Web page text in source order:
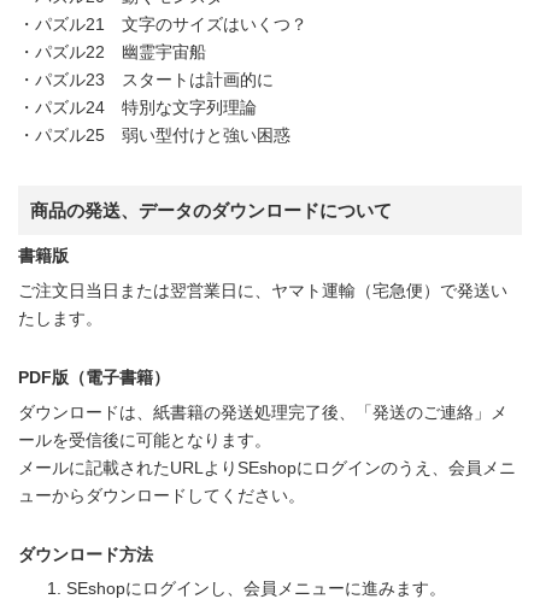
・パズル21 文字のサイズはいくつ？
・パズル22 幽霊宇宙船
・パズル23 スタートは計画的に
・パズル24 特別な文字列理論
・パズル25 弱い型付けと強い困惑
商品の発送、データのダウンロードについて
書籍版
ご注文日当日または翌営業日に、ヤマト運輸（宅急便）で発送い
たします。
PDF版（電子書籍）
ダウンロードは、紙書籍の発送処理完了後、「発送のご連絡」メ
ールを受信後に可能となります。
メールに記載されたURLよりSEshopにログインのうえ、会員メニ
ューからダウンロードしてください。
ダウンロード方法
SEshopにログインし、会員メニューに進みます。